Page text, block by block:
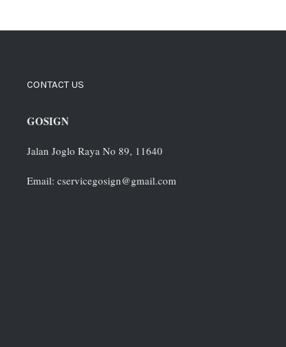
CONTACT US
GOSIGN
Jalan Joglo Raya No 89, 11640
Email: cservicegosign@gmail.com